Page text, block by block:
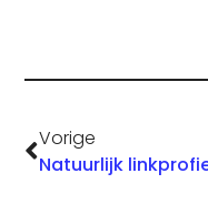
Vorige
Natuurlijk